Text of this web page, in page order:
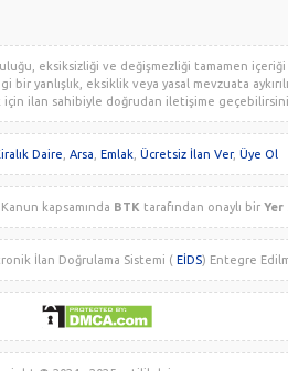
eksiksizliği ve değişmezliği tamamen içeriği
yanlışlık, eksiklik veya yasal mevzuata
için ilan sahibiyle doğrudan iletişime
Daire Arsa Emlak Ücretsiz İlan Ver, Üye Ol
Kanun kapsamında BTK tarafından onaylı bir Yer
İlan Doğrulama Sistemi ( EİDS) Entegre